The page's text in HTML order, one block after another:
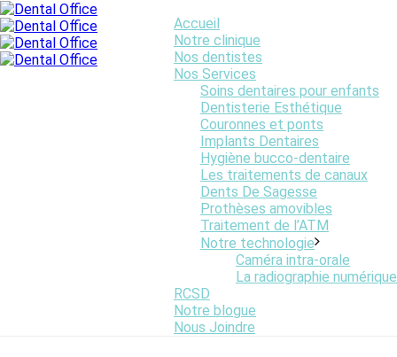
Accueil
Notre clinique
Nos dentistes
Nos Services
Soins dentaires pour enfants
Dentisterie Esthétique
Couronnes et ponts
Implants Dentaires
Hygiène bucco-dentaire
Les traitements de canaux
Dents De Sagesse
Prothèses amovibles
Traitement de l’ATM
Notre technologie
Caméra intra-orale
La radiographie numérique
RCSD
Notre blogue
Nous Joindre